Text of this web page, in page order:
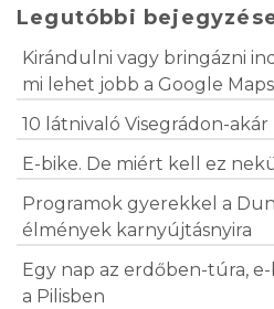
Legutóbbi
Kirándulni vagy bringázni
mi lehet jobb a Google
10 látnivaló Visegrádon-akár
E-bike. De miért kell ez
Programok gyerekkel a
élmények karnyújtásnyira
Egy nap az erdőben-túra,
a Pilisben